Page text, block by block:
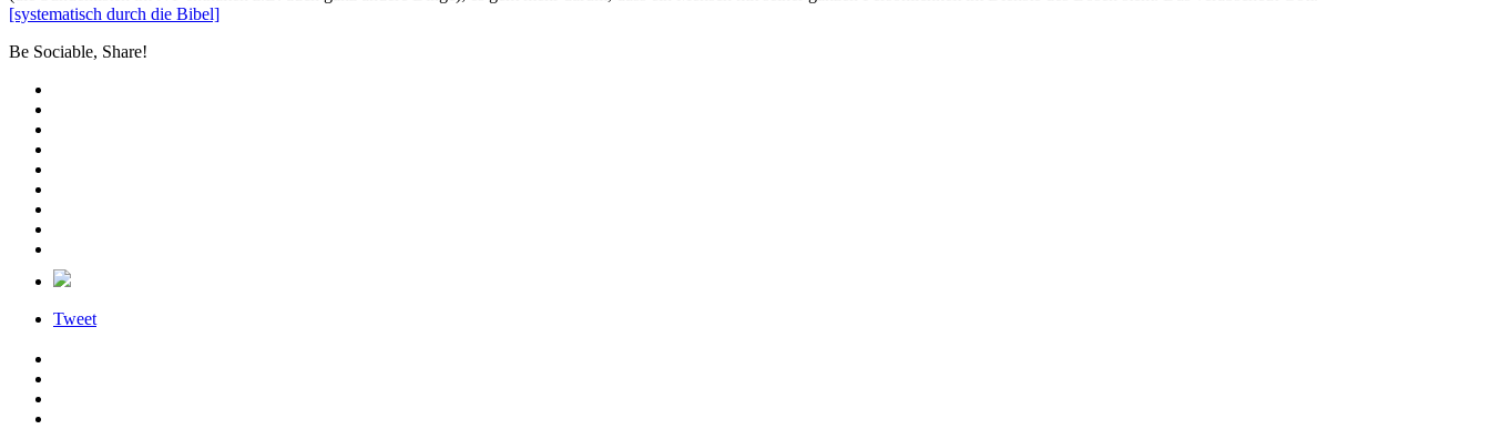
[systematisch durch die Bibel]
Be Sociable, Share!
Tweet